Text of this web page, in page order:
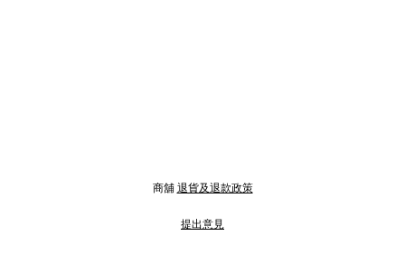
商舖 退貨及退款政策
提出意見